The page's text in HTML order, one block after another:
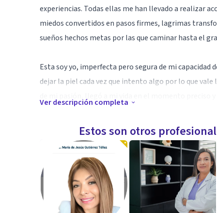
experiencias. Todas ellas me han llevado a realizar
miedos convertidos en pasos firmes, lagrimas
sueños hechos metas por las que caminar hasta el
Esta soy yo, imperfecta pero segura de mi
dejar la piel cada vez que intento algo por lo que
El proceso lo he experimentado en carne propia y
conocen y acompañan saben que es verdad. Me
inquebrantable y contagiosa pasión. He tenido mis
Dios me ha dado vinagre y miel, pero creo que el
Ver descripción completa
Estos son otros